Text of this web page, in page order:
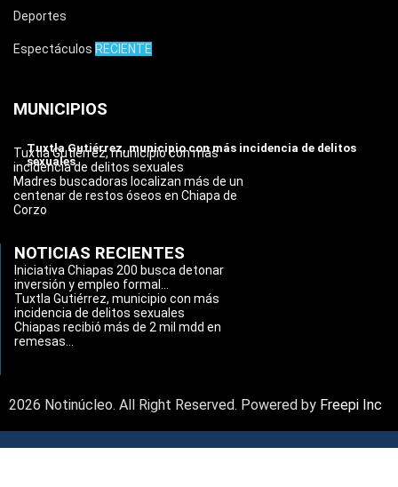
Deportes
Espectáculos RECIENTE
MUNICIPIOS
Tuxtla Gutiérrez, municipio con más incidencia de delitos
sexuales
Tuxtla Gutiérrez, municipio con más
incidencia de delitos sexuales
Madres buscadoras localizan más de un
centenar de restos óseos en Chiapa de
Corzo
NOTICIAS RECIENTES
Iniciativa Chiapas 200 busca detonar
inversión y empleo formal...
Tuxtla Gutiérrez, municipio con más
incidencia de delitos sexuales
Chiapas recibió más de 2 mil mdd en
remesas...
2026 Notinúcleo. All Right Reserved. Powered by Freepi Inc